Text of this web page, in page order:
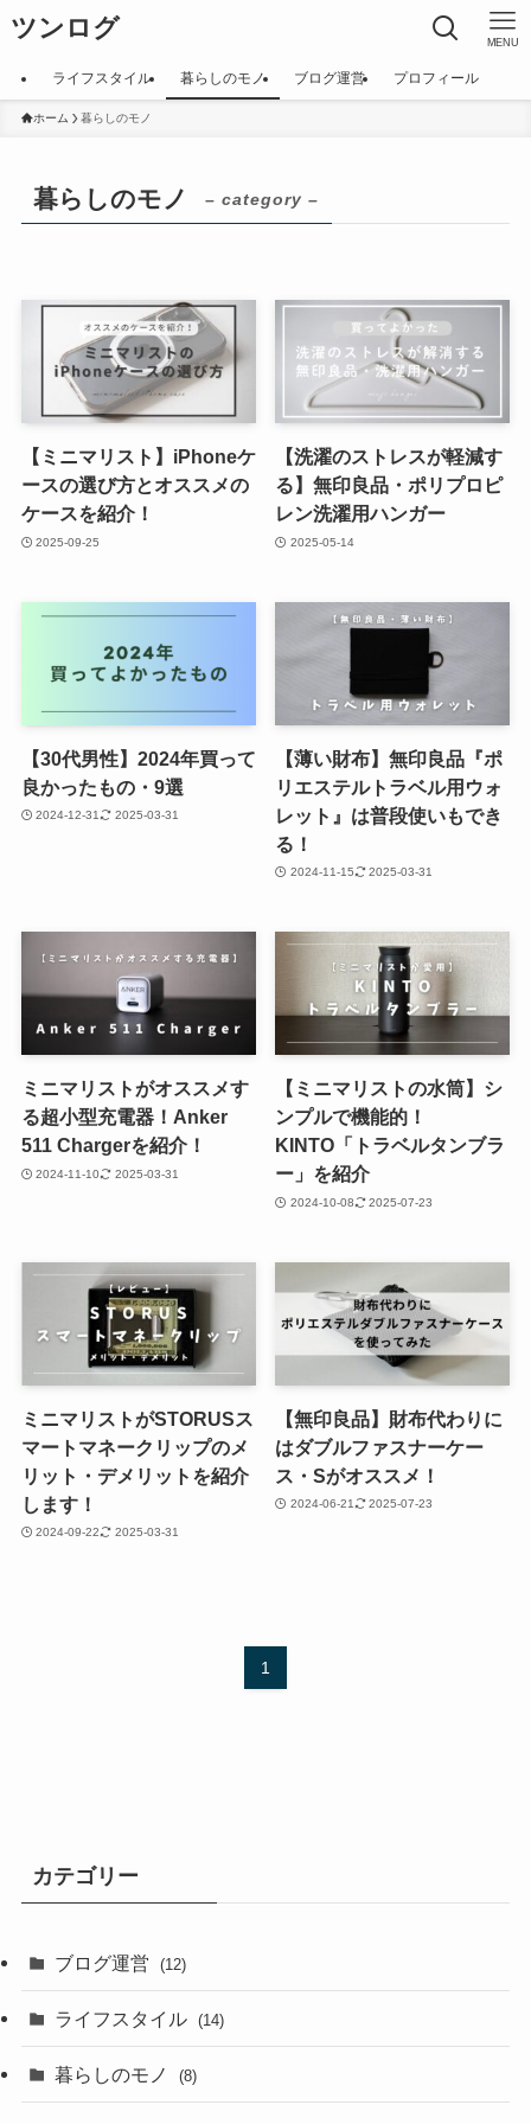
ツンログ MENU
ライフスタイル 暮らしのモノ ブログ運営 プロフィール
ホーム 暮らしのモノ
暮らしのモノ – category –
【ミニマリスト】iPhoneケ
ースの選び方とオススメの
ケースを紹介！
2025-09-25
【洗濯のストレスが軽減す
る】無印良品・ポリプロピ
レン洗濯用ハンガー
2025-05-14
【30代男性】2024年買って
良かったもの・9選
2024-12-31 2025-03-31
【薄い財布】無印良品『ポ
リエステルトラベル用ウォ
レット』は普段使いもでき
る！
2024-11-15 2025-03-31
ミニマリストがオススメす
る超小型充電器！Anker
511 Chargerを紹介！
2024-11-10 2025-03-31
【ミニマリストの水筒】シ
ンプルで機能的！
KINTO「トラベルタンブラ
ー」を紹介
2024-10-08 2025-07-23
ミニマリストがSTORUSス
マートマネークリップのメ
リット・デメリットを紹介
します！
2024-09-22 2025-03-31
【無印良品】財布代わりに
はダブルファスナーケー
ス・Sがオススメ！
2024-06-21 2025-07-23
1
カテゴリー
ブログ運営 (12)
ライフスタイル (14)
暮らしのモノ (8)